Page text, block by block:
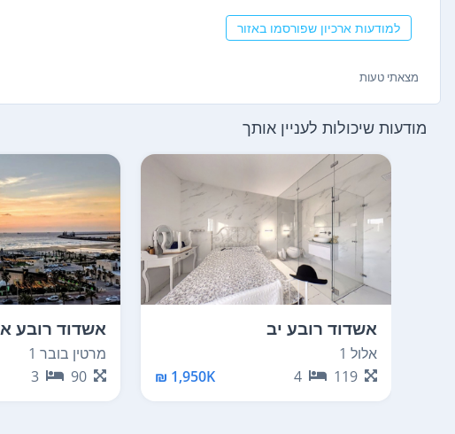
למודעות ארכיון שפורסמו באזור
מצאתי טעות
מודעות שיכולות לעניין אותך
אשדוד רובע יב
אלול 1
119
4
1,950K ₪
אשדוד רובע א
מרטין בובר 1
90
3